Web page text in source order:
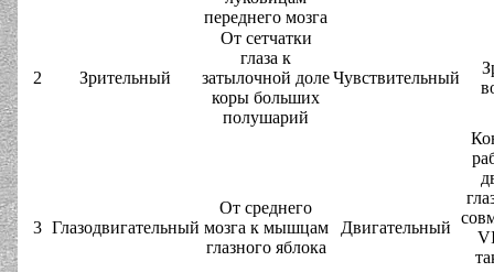
переднего мозга
2 Зрительный
От сетчатки
глаза к
затылочной доле
коры больших
полушарий
Чувствительный
3 Глазодвигательный
От среднего
мозга к мышцам
глазного яблока
Двигательный